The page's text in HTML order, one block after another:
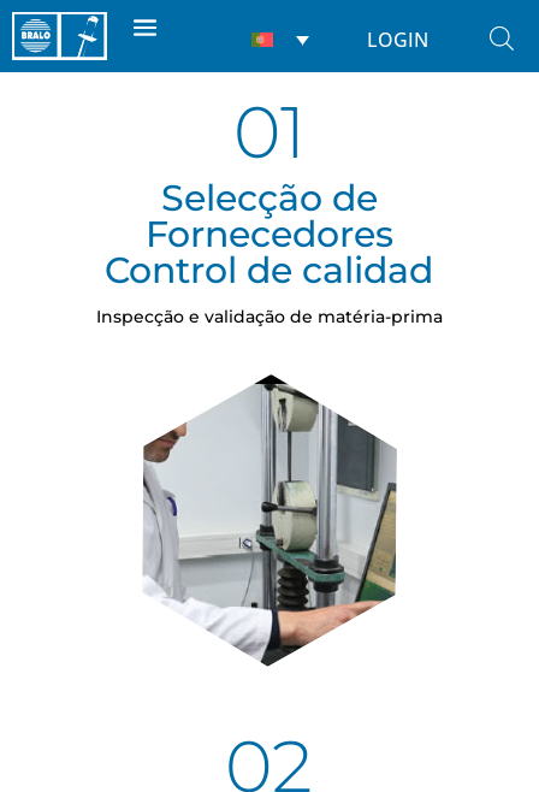
LOGIN
01
Selecção de
Fornecedores
Control de calidad
Inspecção e validação de matéria-prima
02